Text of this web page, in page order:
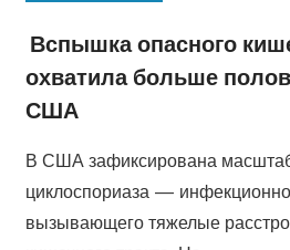
Вспышка опасного
охватила больше
США
В США зафиксирована
циклоспориаза —
вызывающего тяжелые